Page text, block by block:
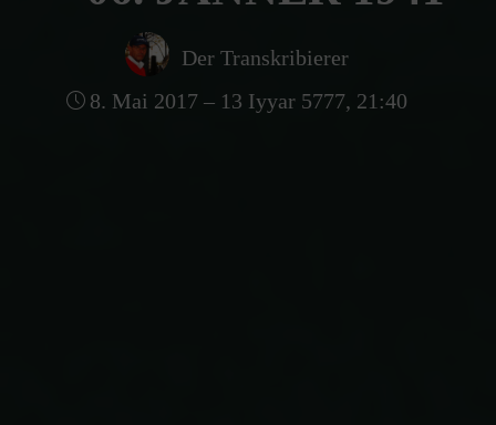
Der Transkribierer
8. Mai 2017 – 13 Iyyar 5777, 21:40